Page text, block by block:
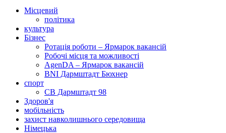
Місцевий
політика
культура
Бізнес
Ротація роботи – Ярмарок вакансій
Робочі місця та можливості
AgenDA – Ярмарок вакансій
BNI Дармштадт Бюхнер
спорт
СВ Дармштадт 98
Здоров'я
мобільність
захист навколишнього середовища
Німецька